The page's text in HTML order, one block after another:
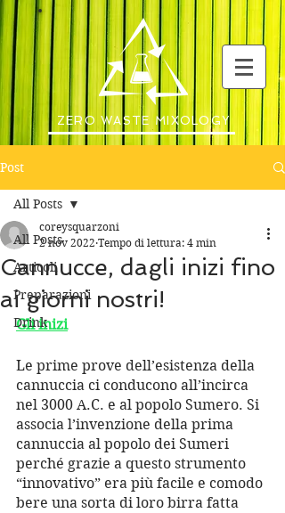
ZERO WASTE MIXOLOGY
Post
All Posts
Articoli
Preparazioni
Drink
All Posts
Cannucce, dagli inizi fino
ai giorni nostri!
coreysquarzoni
2 nov 2022 Tempo di lettura: 4 min
Gli inizi
Le prime prove dell’esistenza della
cannuccia ci conducono all’incirca
nel 3000 A.C. e al popolo Sumero. Si
associa l’invenzione della prima
cannuccia al popolo dei Sumeri
perché grazie a questo strumento
“innovativo” era più facile e comodo
bere una sorta di loro birra fatta